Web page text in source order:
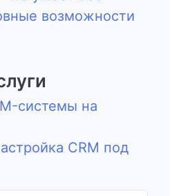
возможности
системы на
CRM под